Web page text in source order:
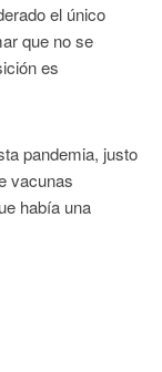
el único
que no se
es
pandemia, justo
vacunas
había una